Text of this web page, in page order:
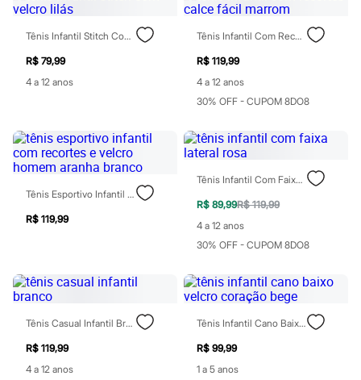
Relógios
Botas
Sapatos
Sandálias e Papetes
Bermudas
Camisetas
Calças
Regatas
Moda íntima
Cuecas
Personagens
Plus size
Calças
Camisas
Casacos e Jaquetas
Jeans
Tênis Infantil Stitch Com Velcro Lilás
R$ 79,99
4 a 12 anos
Tênis Infantil Com Recortes Calce Fácil Marrom
R$ 119,99
4 a 12 anos
30% OFF - CUPOM 8DO8
Tênis Esportivo Infantil Com Recortes E Velcro Homem Aranha Branco
R$ 119,99
Tênis Infantil Com Faixa Lateral Rosa
R$ 89,99R$ 119,99
4 a 12 anos
30% OFF - CUPOM 8DO8
Tênis Casual Infantil Branco
R$ 119,99
4 a 12 anos
Tênis Infantil Cano Baixo Velcro Coração Bege
R$ 99,99
1 a 5 anos